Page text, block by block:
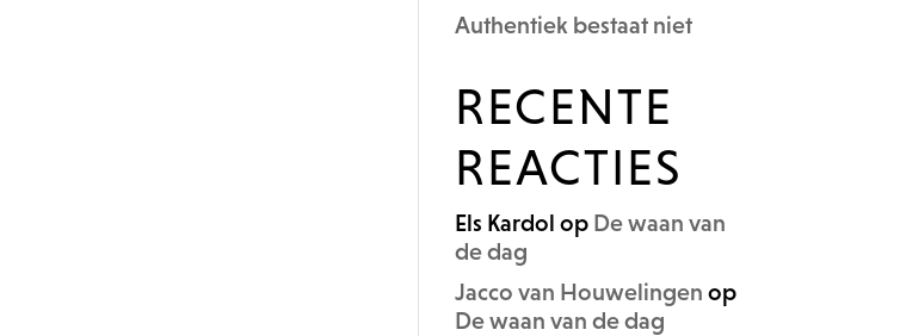
Authentiek bestaat niet
RECENTE
REACTIES
Els Kardol op De waan van
de dag
Jacco van Houwelingen op
De waan van de dag